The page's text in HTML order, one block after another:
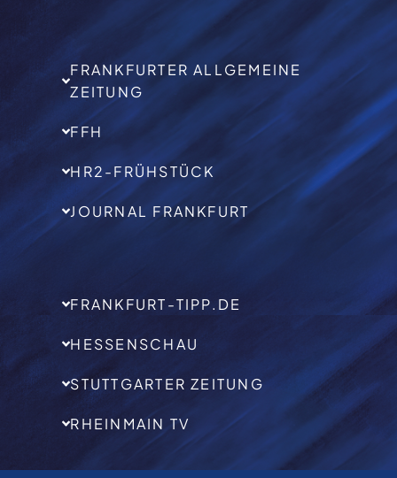
FRANKFURTER ALLGEMEINE
ZEITUNG
FFH
HR2-FRÜHSTÜCK
JOURNAL FRANKFURT
FRANKFURT-TIPP.DE
HESSENSCHAU
STUTTGARTER ZEITUNG
RHEINMAIN TV